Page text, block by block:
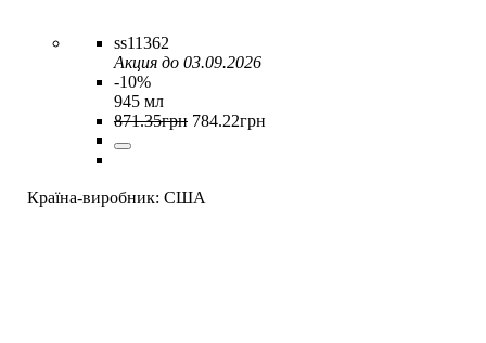
ss11362
Акция до 03.09.2026
-10%
945 мл
871.35грн 784.22грн
Країна-виробник: США